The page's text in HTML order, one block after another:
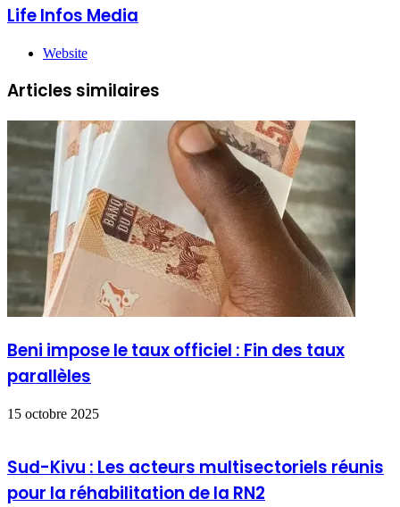
Life Infos Media
Website
Articles similaires
Beni impose le taux officiel : Fin des taux
parallèles
15 octobre 2025
Sud-Kivu : Les acteurs multisectoriels réunis
pour la réhabilitation de la RN2